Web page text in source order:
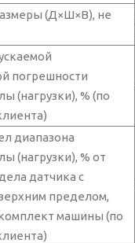
(Д×Ш×В), не
погрешности
(нагрузки), % (по
диапазона
(нагрузки), % от
датчика с
пределом,
машины (по